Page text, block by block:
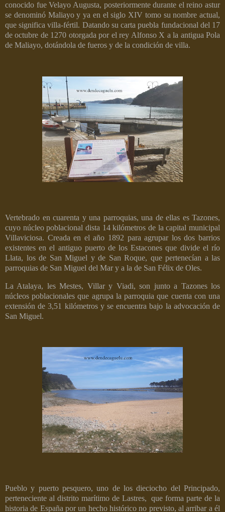
conocido fue Velayo Augusta, posteriormente durante el reino astur
se denominó Maliayo y ya en el siglo XIV tomo su nombre actual,
que significa villa-fértil. Datando su carta puebla fundacional del 17
de octubre de 1270 otorgada por el rey Alfonso X a la antigua Pola
de Maliayo, dotándola de fueros y de la condición de villa.
Vertebrado en cuarenta y una parroquias, una de ellas es Tazones,
cuyo núcleo poblacional dista 14 kilómetros de la capital municipal
Villaviciosa. Creada en el año 1892 para agrupar los dos barrios
existentes en el antiguo puerto de los Estacones que divide el río
Llata, los de San Miguel y de San Roque, que pertenecían a las
parroquias de San Miguel del Mar y a la de San Félix de Oles.
La Atalaya, les Mestes, Villar y Viadi, son junto a Tazones los
núcleos poblacionales que agrupa la parroquia que cuenta con una
extensión de 3,51 kilómetros y se encuentra bajo la advocación de
San Miguel.
Pueblo y puerto pesquero, uno de los dieciocho del Principado,
perteneciente al distrito marítimo de Lastres,
que forma parte de la
historia de España por un hecho histórico no previsto, al arribar a él